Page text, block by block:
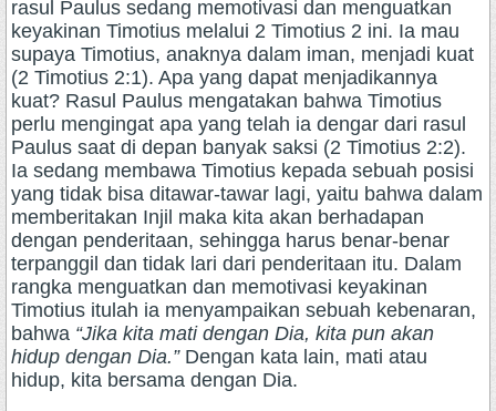
rasul Paulus sedang memotivasi dan menguatkan
keyakinan Timotius melalui 2 Timotius 2 ini. Ia mau
supaya Timotius, anaknya dalam iman, menjadi kuat
(2 Timotius 2:1). Apa yang dapat menjadikannya
kuat? Rasul Paulus mengatakan bahwa Timotius
perlu mengingat apa yang telah ia dengar dari rasul
Paulus saat di depan banyak saksi (2 Timotius 2:2).
Ia sedang membawa Timotius kepada sebuah posisi
yang tidak bisa ditawar-tawar lagi, yaitu bahwa dalam
memberitakan Injil maka kita akan berhadapan
dengan penderitaan, sehingga harus benar-benar
terpanggil dan tidak lari dari penderitaan itu. Dalam
rangka menguatkan dan memotivasi keyakinan
Timotius itulah ia menyampaikan sebuah kebenaran,
bahwa “Jika kita mati dengan Dia, kita pun akan
hidup dengan Dia.”Dengan kata lain, mati atau
hidup, kita bersama dengan Dia.